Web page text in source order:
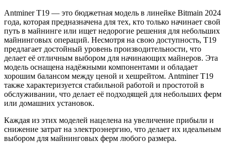
Antminer T19 — это бюджетная модель в линейке Bitmain 2024
года, которая предназначена для тех, кто только начинает свой
путь в майнинге или ищет недорогие решения для небольших
майнинговых операций. Несмотря на свою доступность, T19
предлагает достойный уровень производительности, что
делает её отличным выбором для начинающих майнеров. Эта
модель оснащена надёжными компонентами и обладает
хорошим балансом между ценой и хешрейтом. Antminer T19
также характеризуется стабильной работой и простотой в
обслуживании, что делает её подходящей для небольших ферм
или домашних установок.
Каждая из этих моделей нацелена на увеличение прибыли и
снижение затрат на электроэнергию, что делает их идеальным
выбором для майнинговых ферм любого размера.